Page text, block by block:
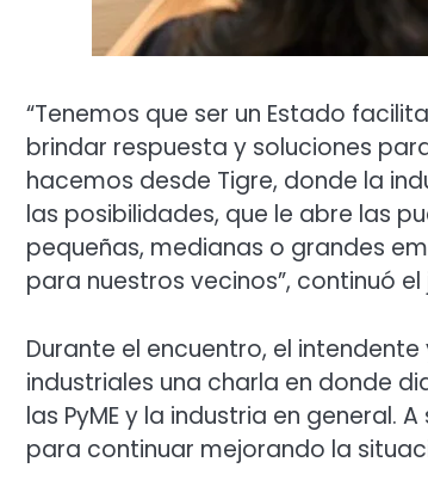
“Tenemos que ser un Estado
brindar respuesta y soluciones
hacemos desde Tigre, donde la
las posibilidades, que le abre las
pequeñas, medianas o grandes
para nuestros vecinos”, continuó
Durante el encuentro, el
industriales una charla en donde
las PyME y la industria en
para continuar mejorando la